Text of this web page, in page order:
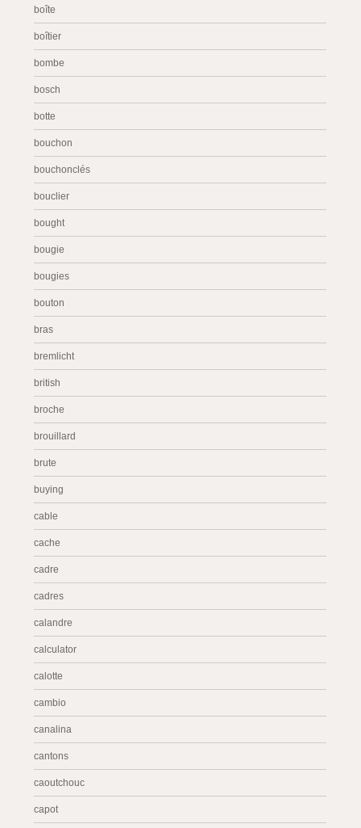
boîte
boîtier
bombe
bosch
botte
bouchon
bouchonclés
bouclier
bought
bougie
bougies
bouton
bras
bremlicht
british
broche
brouillard
brute
buying
cable
cache
cadre
cadres
calandre
calculator
calotte
cambio
canalina
cantons
caoutchouc
capot